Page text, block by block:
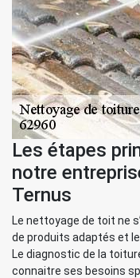
Les étapes
notre
Ternus
Le nettoyage de toit ne
de produits adaptés et
Le diagnostic de la
connaitre ses besoins